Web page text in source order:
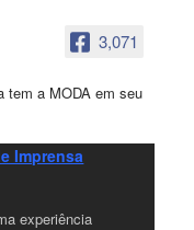
3,071
tem a MODA em seu
Imprensa
experiência